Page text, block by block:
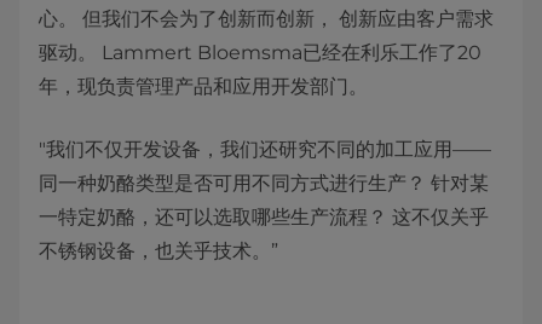
心。 但我们不会为了创新而创新， 创新应由客户需求
驱动。 Lammert Bloemsma已经在利乐工作了20
年，现负责管理产品和应用开发部门。
"我们不仅开发设备，我们还研究不同的加工应用——
同一种奶酪类型是否可用不同方式进行生产？ 针对某
一特定奶酪，还可以选取哪些生产流程？ 这不仅关乎
不锈钢设备，也关乎技术。”